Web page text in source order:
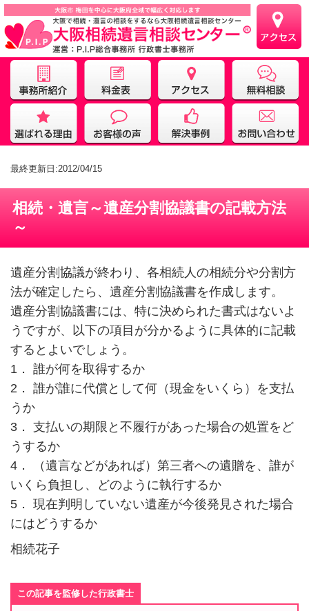
最終更新日:2012/04/15
相続・遺言～遺産分割協議書の記載方法
～
遺産分割協議が終わり、各相続人の相続分や分割方
法が確定したら、遺産分割協議書を作成します。
遺産分割協議書には、特に決められた書式はないよ
うですが、以下の項目が分かるように具体的に記載
するとよいでしょう。
1． 誰が何を取得するか
2． 誰が誰に代償として何（現金をいくら）を支払
うか
3． 支払いの期限と不履行があった場合の処置をど
うするか
4． （遺言などがあれば）第三者への遺贈を、誰が
いくら負担し、どのように執行するか
5． 現在判明していない遺産が今後発見された場合
にはどうするか
相続花子
この記事を監修した行政書士